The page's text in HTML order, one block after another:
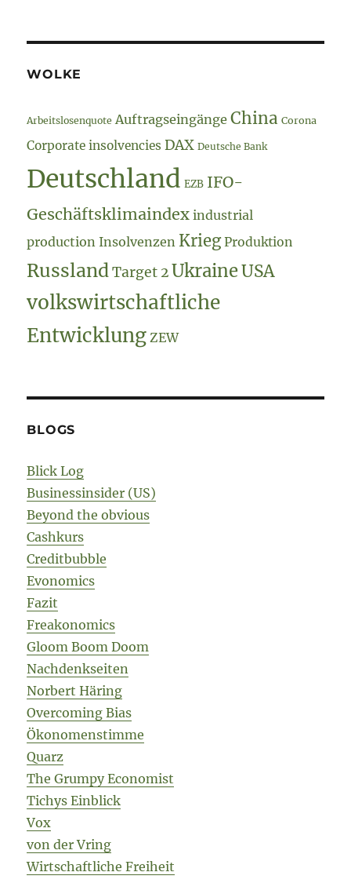
WOLKE
Arbeitslosenquote Auftragseingänge China Corona
Corporate insolvencies DAX Deutsche Bank
Deutschland EZB IFO-
Geschäftsklimaindex industrial
production Insolvenzen Krieg Produktion
Russland Target 2 Ukraine USA
volkswirtschaftliche
Entwicklung ZEW
BLOGS
Blick Log
Businessinsider (US)
Beyond the obvious
Cashkurs
Creditbubble
Evonomics
Fazit
Freakonomics
Gloom Boom Doom
Nachdenkseiten
Norbert Häring
Overcoming Bias
Ökonomenstimme
Quarz
The Grumpy Economist
Tichys Einblick
Vox
von der Vring
Wirtschaftliche Freiheit